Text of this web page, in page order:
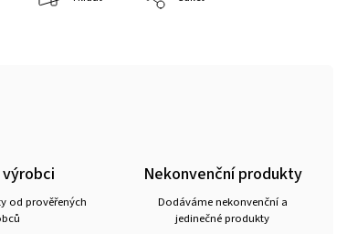
od prověřených
Nekonvenční produkty
Dodáváme nekonvenční a
jedinečné produkty